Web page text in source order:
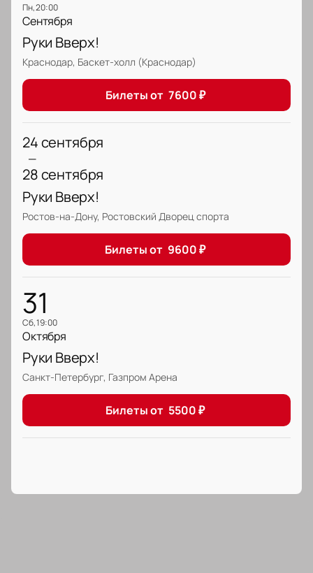
пн, 20:00
Сентября
Руки Вверх!
Краснодар, Баскет-холл (Краснодар)
Билеты от 7600₽
24 сентября
—
28 сентября
Руки Вверх!
Ростов-на-Дону, Ростовский Дворец спорта
Билеты от 9600₽
31
сб, 19:00
Октября
Руки Вверх!
Санкт-Петербург, Газпром Арена
Билеты от 5500₽